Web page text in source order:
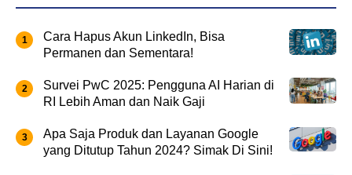
Cara Hapus Akun LinkedIn, Bisa
Permanen dan Sementara!
Survei PwC 2025: Pengguna AI Harian di
RI Lebih Aman dan Naik Gaji
Apa Saja Produk dan Layanan Google
yang Ditutup Tahun 2024? Simak Di Sini!